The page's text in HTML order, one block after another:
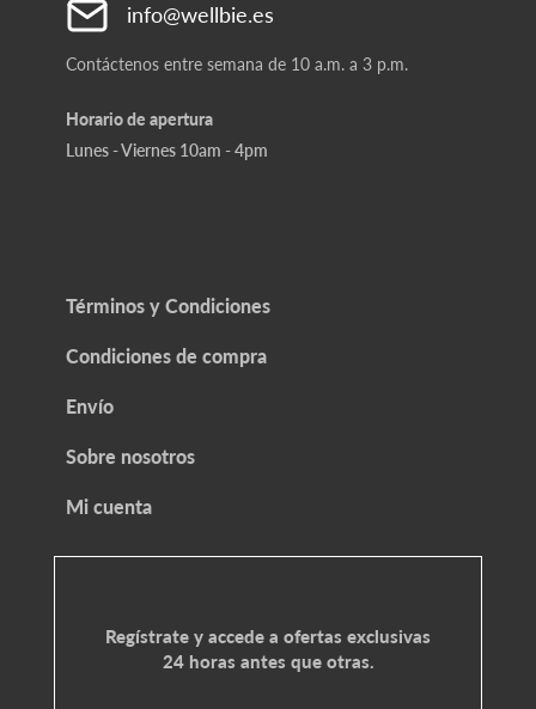
info@wellbie.es
Contáctenos entre semana de 10 a.m. a 3 p.m.
Horario de apertura
Lunes - Viernes 10am - 4pm
Términos y Condiciones
Condiciones de compra
Envío
Sobre nosotros
Mi cuenta
Regístrate y accede a ofertas exclusivas
24 horas antes que otras.